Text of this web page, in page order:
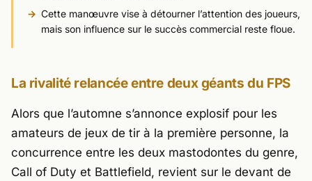
Cette manœuvre vise à détourner l’attention des joueurs,
mais son influence sur le succès commercial reste floue.
La rivalité relancée entre deux géants du FPS
Alors que l’automne s’annonce explosif pour les
amateurs de jeux de tir à la première personne, la
concurrence entre les deux mastodontes du genre,
Call of Duty et Battlefield, revient sur le devant de